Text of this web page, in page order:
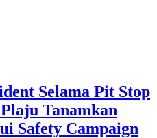
Selama Pit Stop
Tanamkan
Safety Campaign